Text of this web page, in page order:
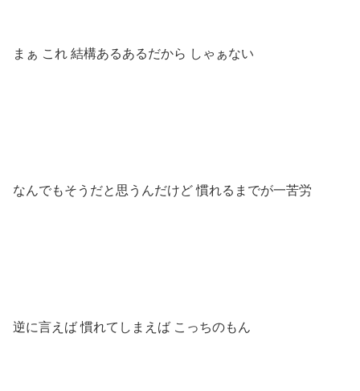
まぁ これ 結構あるあるだから しゃぁない
なんでもそうだと思うんだけど 慣れるまでが一苦労
逆に言えば 慣れてしまえば こっちのもん